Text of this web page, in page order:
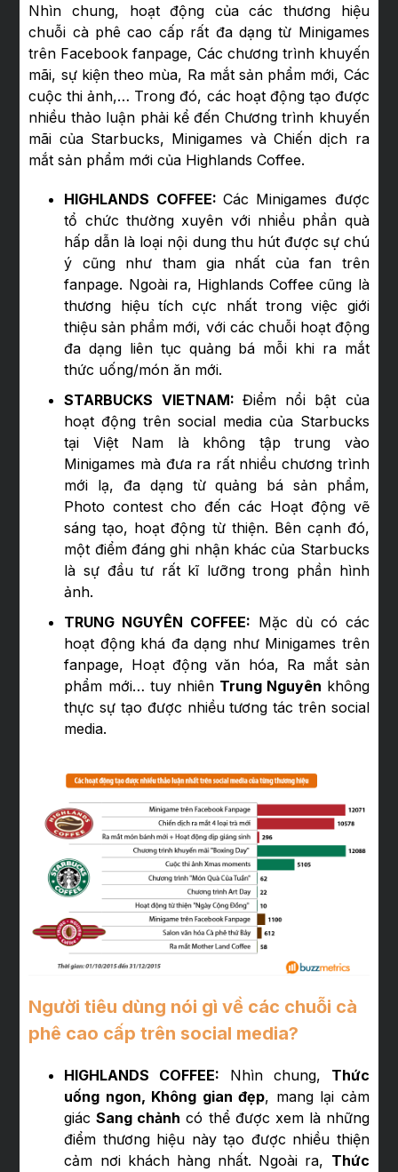
Nhìn chung, hoạt động của các thương hiệu
chuỗi cà phê cao cấp rất đa dạng từ Minigames
trên Facebook fanpage, Các chương trình khuyến
mãi, sự kiện theo mùa, Ra mắt sản phẩm mới, Các
cuộc thi ảnh,… Trong đó, các hoạt động tạo được
nhiều thảo luận phải kể đến Chương trình khuyến
mãi của Starbucks, Minigames và Chiến dịch ra
mắt sản phẩm mới của Highlands Coffee.
HIGHLANDS COFFEE: Các Minigames được
tổ chức thường xuyên với nhiều phần quà
hấp dẫn là loại nội dung thu hút được sự chú
ý cũng như tham gia nhất của fan trên
fanpage. Ngoài ra, Highlands Coffee cũng là
thương hiệu tích cực nhất trong việc giới
thiệu sản phẩm mới, với các chuỗi hoạt động
đa dạng liên tục quảng bá mỗi khi ra mắt
thức uống/món ăn mới.
STARBUCKS VIETNAM: Điểm nổi bật của
hoạt động trên social media của Starbucks
tại Việt Nam là không tập trung vào
Minigames mà đưa ra rất nhiều chương trình
mới lạ, đa dạng từ quảng bá sản phẩm,
Photo contest cho đến các Hoạt động vẽ
sáng tạo, hoạt động từ thiện. Bên cạnh đó,
một điểm đáng ghi nhận khác của Starbucks
là sự đầu tư rất kĩ lưỡng trong phần hình
ảnh.
TRUNG NGUYÊN COFFEE: Mặc dù có các
hoạt động khá đa dạng như Minigames trên
fanpage, Hoạt động văn hóa, Ra mắt sản
phẩm mới… tuy nhiên Trung Nguyên không
thực sự tạo được nhiều tương tác trên social
media.
Người tiêu dùng nói gì về các chuỗi cà
phê cao cấp trên social media?
HIGHLANDS COFFEE: Nhìn chung, Thức
uống ngon, Không gian đẹp, mang lại cảm
giácSang chảnh có thể được xem là những
điểm thương hiệu này tạo được nhiều thiện
cảm nơi khách hàng nhất. Ngoài ra, Thức